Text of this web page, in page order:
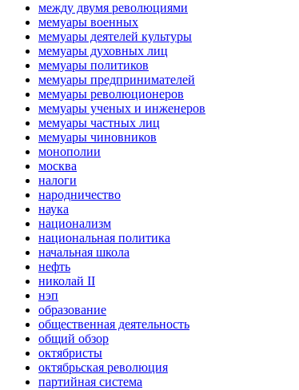
между двумя революциями
мемуары военных
мемуары деятелей культуры
мемуары духовных лиц
мемуары политиков
мемуары предпринимателей
мемуары революционеров
мемуары ученых и инженеров
мемуары частных лиц
мемуары чиновников
монополии
москва
налоги
народничество
наука
национализм
национальная политика
начальная школа
нефть
николай II
нэп
образование
общественная деятельность
общий обзор
октябристы
октябрьская революция
партийная система